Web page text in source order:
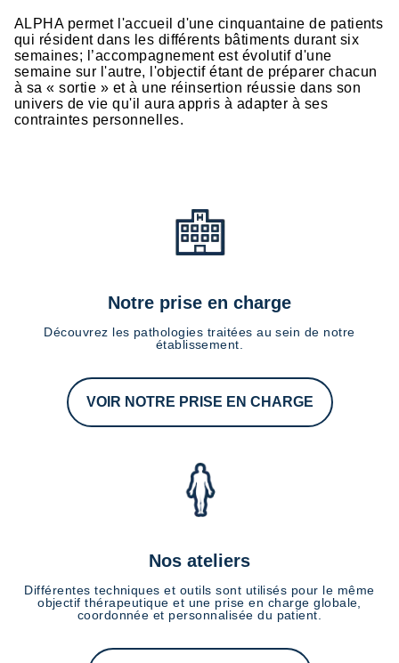
ALPHA permet l'accueil d'une cinquantaine de patients
qui résident dans les différents bâtiments durant six
semaines; l’accompagnement est évolutif d'une
semaine sur l'autre, l'objectif étant de préparer chacun
à sa « sortie » et à une réinsertion réussie dans son
univers de vie qu'il aura appris à adapter à ses
contraintes personnelles.
Notre prise en charge
Découvrez les pathologies traitées au sein de notre
établissement.
VOIR NOTRE PRISE EN CHARGE
Nos ateliers
Différentes techniques et outils sont utilisés pour le même
objectif thérapeutique et une prise en charge globale,
coordonnée et personnalisée du patient.